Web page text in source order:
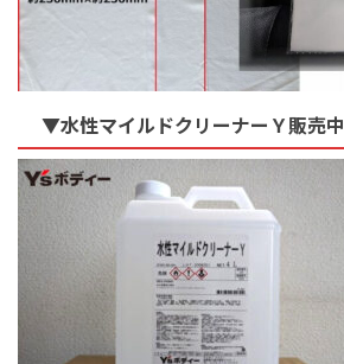
▼水性マイルドクリーナーＹ販売中